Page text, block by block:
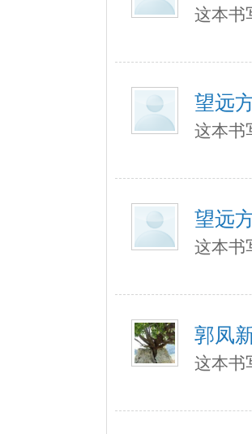
这本书
望远
这本书
望远
这本书
郭凤
这本书